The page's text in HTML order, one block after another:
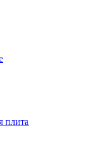
плита